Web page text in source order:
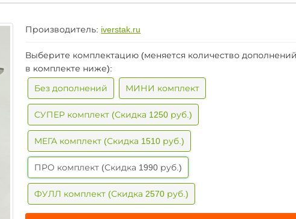
Производитель: iverstak.ru
Выберите комплектацию (меняется количество дополнений
в комплекте ниже):
Без дополнений МИНИ комплект
СУПЕР комплект (Скидка 1250 руб.)
МЕГА комплект (Скидка 1510 руб.)
ПРО комплект (Скидка 1990 руб.)
ФУЛЛ комплект (Скидка 2570 руб.)